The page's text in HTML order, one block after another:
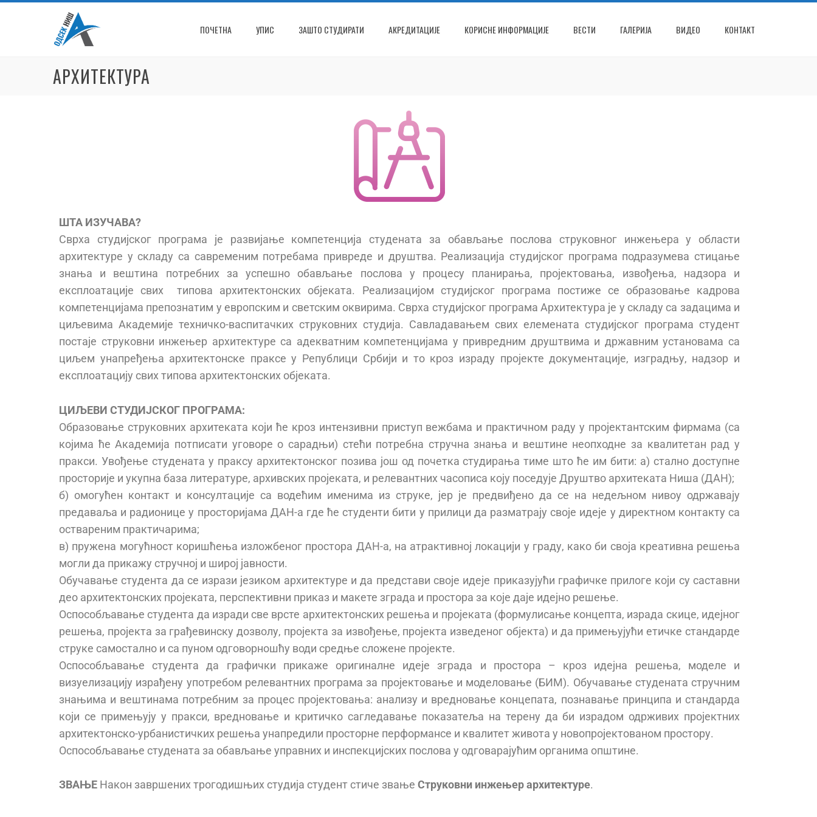
ПОЧЕТНА УПИС ЗАШТО СТУДИРАТИ АКРЕДИТАЦИЈЕ КОРИСНЕ ИНФОРМАЦИЈЕ ВЕСТИ ГАЛЕРИЈА ВИДЕО КОНТАКТ
АРХИТЕКТУРА
ШТА ИЗУЧАВА?
Сврха студијског програма је развијање компетенција студената за обављање послова струковног инжењера у области
архитектуре у складу са савременим потребама привреде и друштва. Реализација студијског програма подразумева стицање
знања и вештина потребних за успешно обављање послова у процесу планирања, пројектовања, извођења, надзора и
експлоатације свих типова архитектонских објеката. Реализацијом студијског програма постиже се образовање кадрова
компетенцијама препознатим у европским и светским оквирима. Сврха студијског програма Архитектура је у складу са задацима и
циљевима Академије техничко-васпитачких струковних студија. Савладавањем свих елемената студијског програма студент
постаје струковни инжењер архитектуре са адекватним компетенцијама у привредним друштвима и државним установама са
циљем унапређења архитектонске праксе у Републици Србији и то кроз израду пројекте документације, изградњу, надзор и
експлоатацију свих типова архитектонских објеката.
ЦИЉЕВИ СТУДИЈСКОГ ПРОГРАМА:
Образовање струковних архитеката који ће кроз интензивни приступ вежбама и практичном раду у пројектантским фирмама (са
којима ће Академија потписати уговоре о сарадњи) стећи потребна стручна знања и вештине неопходне за квалитетан рад у
пракси. Увођење студената у праксу архитектонског позива још од почетка студирања тиме што ће им бити: а) стално доступне
просторије и укупна база литературе, архивских пројеката, и релевантних часописа коју поседује Друштво архитеката Ниша (ДАН);
б) омогућен контакт и консултације са водећим именима из струке, јер је предвиђено да се на недељном нивоу одржавају
предаваља и радионице у просторијама ДАН-а где ће студенти бити у прилици да разматрају своје идеје у директном контакту са
оствареним практичарима;
в) пружена могућност коришћења изложбеног простора ДАН-а, на атрактивној локацији у граду, како би своја креативна решења
могли да прикажу стручној и широј јавности.
Обучавање студента да се изрази језиком архитектуре и да представи своје идеје приказујући графичке прилоге који су саставни
део архитектонских пројеката, перспективни приказ и макете зграда и простора за које даје идејно решење.
Оспособљавање студента да изради све врсте архитектонских решења и пројеката (формулисање концепта, израда скице, идејног
решења, пројекта за грађевинску дозволу, пројекта за извођење, пројекта изведеног објекта) и да примењујући етичке стандарде
струке самостално и са пуном одговорношћу води средње сложене пројекте.
Оспособљавање студента да графички прикаже оригиналне идеје зграда и простора – кроз идејна решења, моделе и
визуелизацију израђену употребом релевантних програма за пројектовање и моделовање (БИМ). Обучавање студената стручним
знањима и вештинама потребним за процес пројектовања: анализу и вредновање концепата, познавање принципа и стандарда
који се примењују у пракси, вредновање и критичко сагледавање показатеља на терену да би израдом одрживих пројектних
архитектонско-урбанистичких решења унапредили просторне перформансе и квалитет живота у новопројектованом простору.
Оспособљавање студената за обављање управних и инспекцијских послова у одговарајућим органима општине.
ЗВАЊЕ Након завршених трогодишњих студија студент стиче звање Струковни инжењер архитектуре.